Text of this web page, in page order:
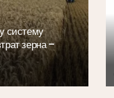
систему
зерна –